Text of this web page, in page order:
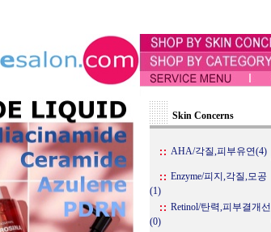
Skin Concerns
AHA/각질,피부유연(4)
Enzyme/피지,각질,모공
(1)
Retinol/탄력,피부결개선
(0)